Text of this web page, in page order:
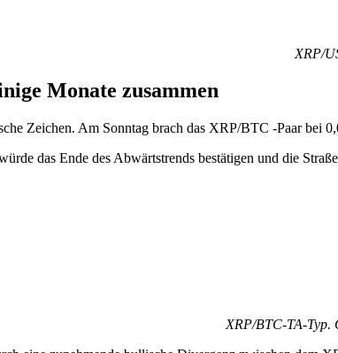
XRP/
Monate zusammen
Zeichen. Am Sonntag brach das XRP/BTC -Paar bei
das Ende des Abwärtstrends bestätigen und die
XRP/BTC-TA-Typ.